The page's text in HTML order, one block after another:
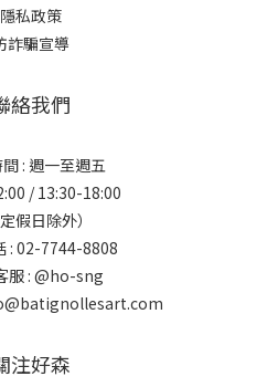
隱私政策
詐騙宣導
絡我們
: 週一至週五
/ 13:30-18:00
定假日除外）
: 02-7744-8808
服 :@ho-sng
注好森